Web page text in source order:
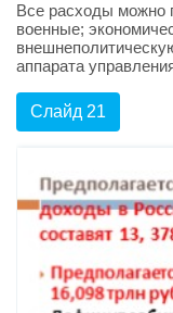
Все расходы можно
военные;
аппарата
Слайд 21